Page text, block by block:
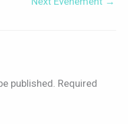
published. Required